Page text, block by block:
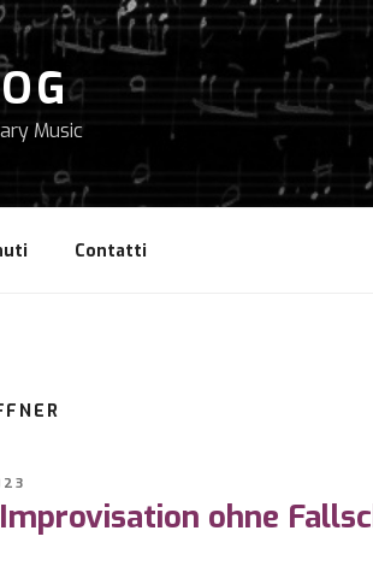
Music
Contatti
ohne